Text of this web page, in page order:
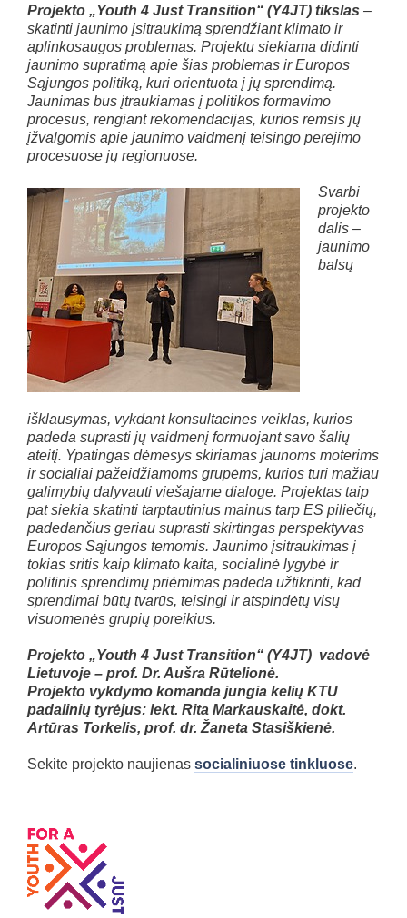
Projekto „Youth 4 Just Transition“ (Y4JT) tikslas –
skatinti jaunimo įsitraukimą sprendžiant klimato ir
aplinkosaugos problemas. Projektu siekiama didinti
jaunimo supratimą apie šias problemas ir Europos
Sąjungos politiką, kuri orientuota į jų sprendimą.
Jaunimas bus įtraukiamas į politikos formavimo
procesus, rengiant rekomendacijas, kurios remsis jų
įžvalgomis apie jaunimo vaidmenį teisingo perėjimo
procesuose jų regionuose.
Svarbi
projekto
dalis –
jaunimo
balsų
išklausymas, vykdant konsultacines veiklas, kurios
padeda suprasti jų vaidmenį formuojant savo šalių
ateitį. Ypatingas dėmesys skiriamas jaunoms moterims
ir socialiai pažeidžiamoms grupėms, kurios turi mažiau
galimybių dalyvauti viešajame dialoge. Projektas taip
pat siekia skatinti tarptautinius mainus tarp ES piliečių,
padedančius geriau suprasti skirtingas perspektyvas
Europos Sąjungos temomis. Jaunimo įsitraukimas į
tokias sritis kaip klimato kaita, socialinė lygybė ir
politinis sprendimų priėmimas padeda užtikrinti, kad
sprendimai būtų tvarūs, teisingi ir atspindėtų visų
visuomenės grupių poreikius.
Projekto „Youth 4 Just Transition“ (Y4JT) vadovė
Lietuvoje – prof. Dr. Aušra Rūtelionė.
Projekto vykdymo komanda jungia kelių KTU
padalinių tyrėjus: lekt. Rita Markauskaitė, dokt.
Artūras Torkelis, prof. dr. Žaneta Stasiškienė.
Sekite projekto naujienas socialiniuose tinkluose.